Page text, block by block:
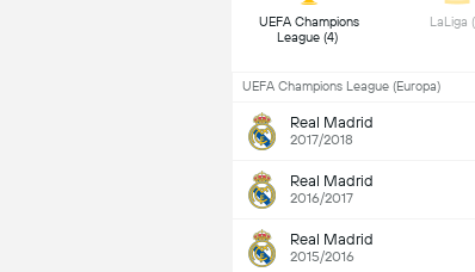
UEFA Champions
UEFA Champions League (Europa)
Real Madrid
2017/2018
Real Madrid
2016/2017
Real Madrid
2015/2016